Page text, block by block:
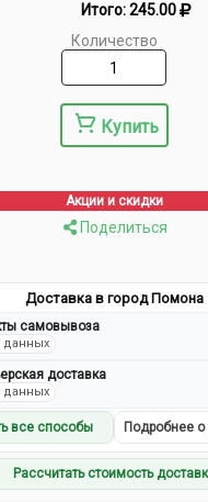
Итого:245.00
Количество
Купить
Акции и скидки
Поделиться
Доставка в город Помона
самовывоза
данных
доставка
данных
все способы Подробнее о
Рассчитать стоимость